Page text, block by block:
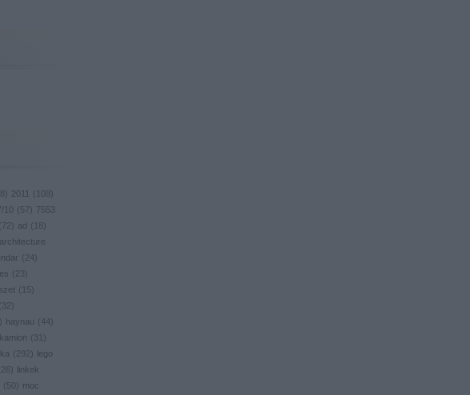
) 2011 ( 108 )
10 ( 57) 7553
72) ad ( 18 )
architecture
( 24)
( 23)
( 15)
32)
) haynau ( 44)
kamion ( 31
)
( 292)
lego
26 )
linkek
( 50) moc